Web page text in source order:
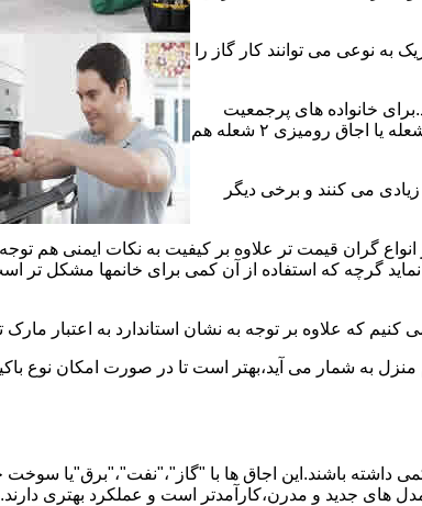
به نوعی می توانند کار گاز را
خانواده های پرجمعیت
اجاق های ۵ یا ۶ شعله مناسب است اما یک خانواده کم جمعیت با یک اجاق ۴ شعله یا اجاق رومیزی ۲ شعله هم
زیادی می کنند و برخی دیگر
گران قیمت تر علاوه بر کیفیت به نکات ایمنی هم
که استفاده از آن کمی برای خانمها مشکل تر است
که علاوه بر توجه به نشان استاندارد به اعتبار
منزل به شمار می آید،بهتر است تا در صورت امکان نوع
باشند.این اجاق ها با "گاز"،"نفت"،"برق"یا سوخت
مدل های جدید و مدرن،کارآمدتر است و عملکرد بهتری